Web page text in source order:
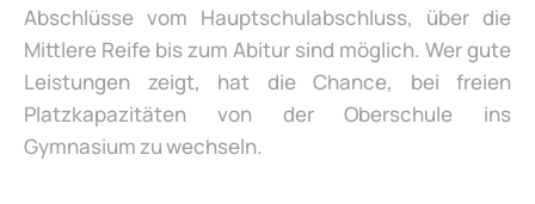
Abschlüsse vom Hauptschulabschluss, über die
Mittlere Reife bis zum Abitur sind möglich. Wer gute
Leistungen zeigt, hat die Chance, bei freien
Platzkapazitäten von der Oberschule ins
Gymnasium zu wechseln.